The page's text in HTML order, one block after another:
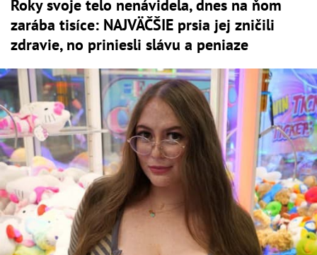
Roky svoje telo nenávidela, dnes na ňom
zarába tisíce: NAJVÄČŠIE prsia jej zničili
zdravie, no priniesli slávu a peniaze